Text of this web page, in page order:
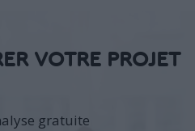
VOTRE PROJET
gratuite